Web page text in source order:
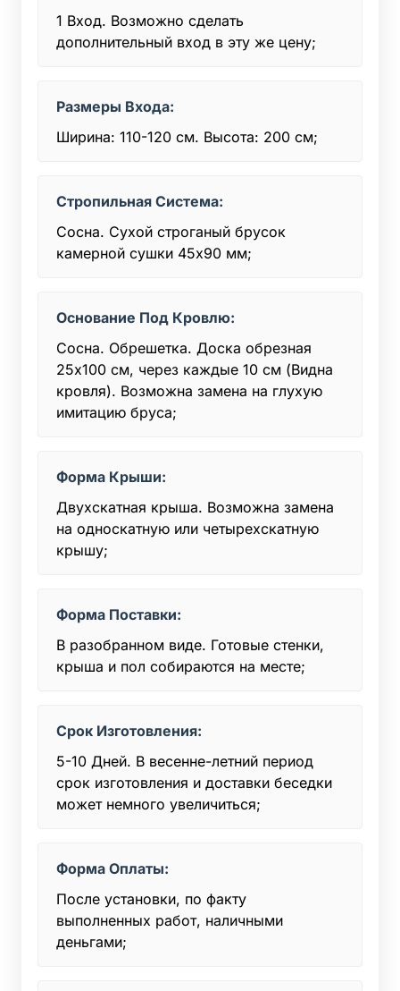
1 Вход. Возможно сделать
дополнительный вход в эту же цену;
Размеры Входа:
Ширина: 110-120 см. Высота: 200 см;
Стропильная Система:
Сосна. Сухой строганый брусок
камерной сушки 45x90 мм;
Основание Под Кровлю:
Сосна. Обрешетка. Доска обрезная
25х100 см, через каждые 10 см (Видна
кровля). Возможна замена на глухую
имитацию бруса;
Форма Крыши:
Двухскатная крыша. Возможна замена
на односкатную или четырехскатную
крышу;
Форма Поставки:
В разобранном виде. Готовые стенки,
крыша и пол собираются на месте;
Срок Изготовления:
5-10 Дней. В весенне-летний период
срок изготовления и доставки беседки
может немного увеличиться;
Форма Оплаты:
После установки, по факту
выполненных работ, наличными
деньгами;